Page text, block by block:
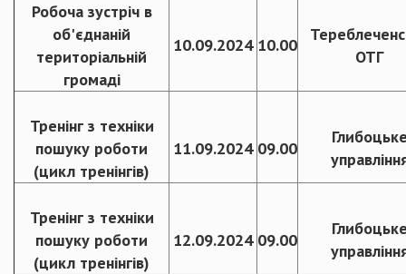
Робоча зустріч в
об'єднаній
територіальній
громаді
10.09.2024 10.00
ОТГ
Тренінг з техніки
пошуку роботи
(цикл тренінгів)
11.09.2024 09.00
Тренінг з техніки
пошуку роботи
(цикл тренінгів)
12.09.2024 09.00